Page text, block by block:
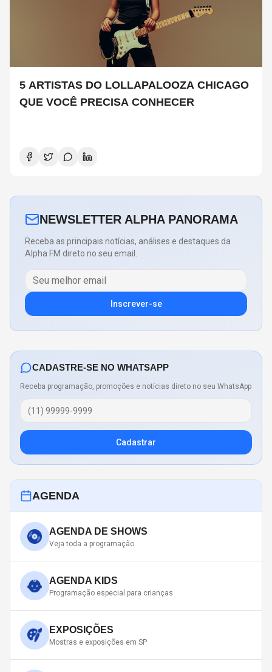
5 ARTISTAS DO LOLLAPALOOZA CHICAGO
QUE VOCÊ PRECISA CONHECER
NEWSLETTER ALPHA PANORAMA
Receba as principais notícias, análises e destaques da
Alpha FM direto no seu email.
Inscrever-se
CADASTRE-SE NO WHATSAPP
Receba programação, promoções e notícias direto no seu WhatsApp
Cadastrar
AGENDA
AGENDA DE SHOWS
Veja toda a programação
AGENDA KIDS
Programação especial para crianças
EXPOSIÇÕES
Mostras e exposições em SP